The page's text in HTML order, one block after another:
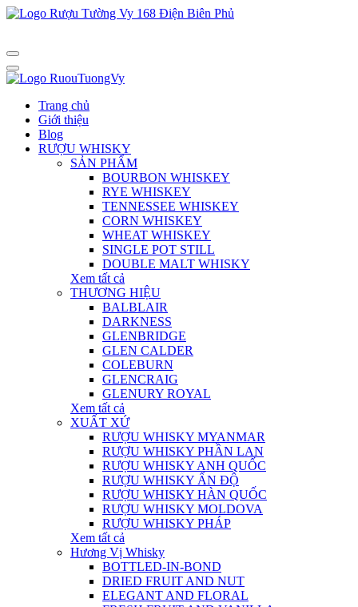
Trang chủ
Giới thiệu
Blog
RƯỢU WHISKY
SẢN PHẨM
BOURBON WHISKEY
RYE WHISKEY
TENNESSEE WHISKEY
CORN WHISKEY
WHEAT WHISKEY
SINGLE POT STILL
DOUBLE MALT WHISKY
Xem tất cả
THƯƠNG HIỆU
BALBLAIR
DARKNESS
GLENBRIDGE
GLEN CALDER
COLEBURN
GLENCRAIG
GLENURY ROYAL
Xem tất cả
XUẤT XỨ
RƯỢU WHISKY MYANMAR
RƯỢU WHISKY PHẦN LAN
RƯỢU WHISKY ANH QUỐC
RƯỢU WHISKY ẤN ĐỘ
RƯỢU WHISKY HÀN QUỐC
RƯỢU WHISKY MOLDOVA
RƯỢU WHISKY PHÁP
Xem tất cả
Hương Vị Whisky
BOTTLED-IN-BOND
DRIED FRUIT AND NUT
ELEGANT AND FLORAL